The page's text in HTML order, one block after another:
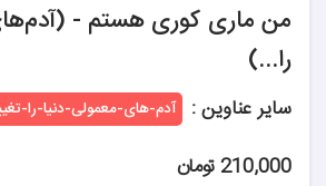
من ماری کوری هستم -
را...)
سایر عناوین : آدم‌-های-معمولی-دنیا-را-
210,000 تومان